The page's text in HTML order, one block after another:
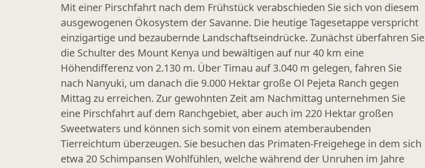
Mit einer Pirschfahrt nach dem Frühstück verabschieden Sie sich von diesem
ausgewogenen Ökosystem der Savanne. Die heutige Tagesetappe verspricht
einzigartige und bezaubernde Landschaftseindrücke. Zunächst überfahren Sie
die Schulter des Mount Kenya und bewältigen auf nur 40 km eine
Höhendifferenz von 2.130 m. Über Timau auf 3.040 m gelegen, fahren Sie
nach Nanyuki, um danach die 9.000 Hektar große Ol Pejeta Ranch gegen
Mittag zu erreichen. Zur gewohnten Zeit am Nachmittag unternehmen Sie
eine Pirschfahrt auf dem Ranchgebiet, aber auch im 220 Hektar großen
Sweetwaters und können sich somit von einem atemberaubenden
Tierreichtum überzeugen. Sie besuchen das Primaten-Freigehege in dem sich
etwa 20 Schimpansen Wohlfühlen, welche während der Unruhen im Jahre